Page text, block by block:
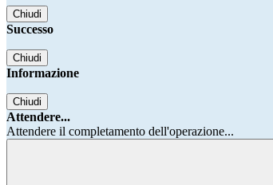
Chiudi
Successo
Chiudi
Informazione
Chiudi
Attendere...
Attendere il completamento dell'operazione...